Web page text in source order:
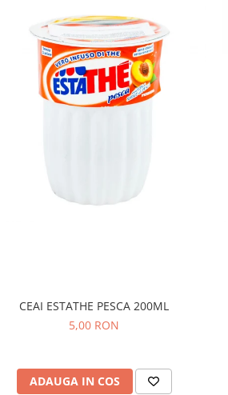
CEAI ESTATHE PESCA 200ML
5,00 RON
ADAUGA IN COS